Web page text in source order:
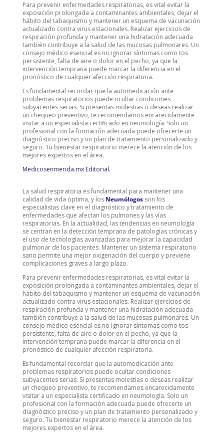
Para prevenir enfermedades respiratorias, es vital evitar la
exposición prolongada a contaminantes ambientales, dejar el
hábito del tabaquismo y mantener un esquema de vacunación
actualizado contra virus estacionales. Realizar ejercicios de
respiración profunda y mantener una hidratación adecuada
también contribuye a la salud de las mucosas pulmonares. Un
consejo médico esencial es no ignorar síntomas como tos
persistente, falta de aire o dolor en el pecho, ya que la
intervención temprana puede marcar la diferencia en el
pronóstico de cualquier afección respiratoria.
Es fundamental recordar que la automedicación ante
problemas respiratorios puede ocultar condiciones
subyacentes serias. Si presentas molestias o deseas realizar
un chequeo preventivo, te recomendamos encarecidamente
visitar a un especialista certificado en neumología. Solo un
profesional con la formación adecuada puede ofrecerte un
diagnóstico preciso y un plan de tratamiento personalizado y
seguro. Tu bienestar respiratorio merece la atención de los
mejores expertos en el área.
Medicosenmerida.mx Editorial.
La salud respiratoria es fundamental para mantener una
calidad de vida óptima, y los Neumólogos son los
especialistas clave en el diagnóstico y tratamiento de
enfermedades que afectan los pulmones y las vías
respiratorias. En la actualidad, las tendencias en neumología
se centran en la detección temprana de patologías crónicas y
el uso de tecnologías avanzadas para mejorar la capacidad
pulmonar de los pacientes. Mantener un sistema respiratorio
sano permite una mejor oxigenación del cuerpo y previene
complicaciones graves a largo plazo.
Para prevenir enfermedades respiratorias, es vital evitar la
exposición prolongada a contaminantes ambientales, dejar el
hábito del tabaquismo y mantener un esquema de vacunación
actualizado contra virus estacionales. Realizar ejercicios de
respiración profunda y mantener una hidratación adecuada
también contribuye a la salud de las mucosas pulmonares. Un
consejo médico esencial es no ignorar síntomas como tos
persistente, falta de aire o dolor en el pecho, ya que la
intervención temprana puede marcar la diferencia en el
pronóstico de cualquier afección respiratoria.
Es fundamental recordar que la automedicación ante
problemas respiratorios puede ocultar condiciones
subyacentes serias. Si presentas molestias o deseas realizar
un chequeo preventivo, te recomendamos encarecidamente
visitar a un especialista certificado en neumología. Solo un
profesional con la formación adecuada puede ofrecerte un
diagnóstico preciso y un plan de tratamiento personalizado y
seguro. Tu bienestar respiratorio merece la atención de los
mejores expertos en el área.